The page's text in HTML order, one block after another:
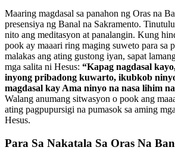
Maaring magdasal sa panahon ng Oras na
presensiya ng Banal na Sakramento.
nito ang meditasyon at panalangin. Kung
pook ay maaari ring maging suweto para sa
malakas ang ating gustong iyan, sapat
mga salita ni Hesus: “Kapag nagdasal
inyong pribadong kuwarto, ikubkob
magdasal kay Ama ninyo na nasa lihim
Walang anumang sitwasyon o pook ang
ating pagpupursigi na pumasok sa aming
Hesus.
Para Sa Nakatala Sa Oras Na